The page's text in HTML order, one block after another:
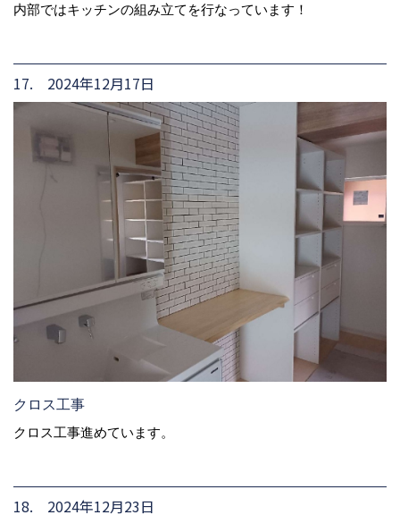
内部ではキッチンの組み立てを行なっています！
17. 2024年12月17日
クロス工事
クロス工事進めています。
18. 2024年12月23日